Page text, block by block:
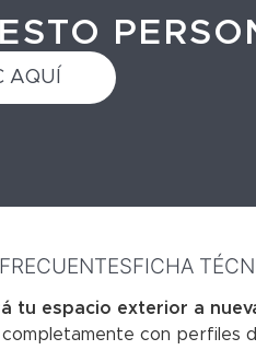
AQUÍ
FICHA
tu espacio exterior a
con perfiles